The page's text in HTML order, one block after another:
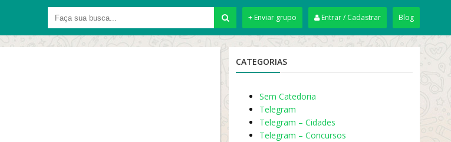
Blog
Entrar / Cadastrar
+ Enviar grupo
CATEGORIAS
Sem Catedoria
Telegram
Telegram – Cidades
Telegram – Concursos